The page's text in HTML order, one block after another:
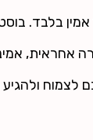
בלבד.
אחראית,